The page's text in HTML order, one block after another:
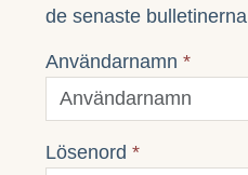
de senaste bulletinerna
Användarnamn *
Lösenord *